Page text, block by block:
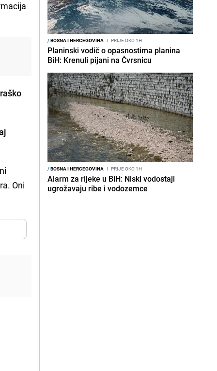
Oni
/BOSNA I HERCEGOVINA I PRIJE OKO 1H
Planinski vodič o opasnostima planina
BiH: Krenuli pijani na Čvrsnicu
/BOSNA I HERCEGOVINA I PRIJE OKO 1H
Alarm za rijeke u BiH: Niski vodostaji
ugrožavaju ribe i vodozemce